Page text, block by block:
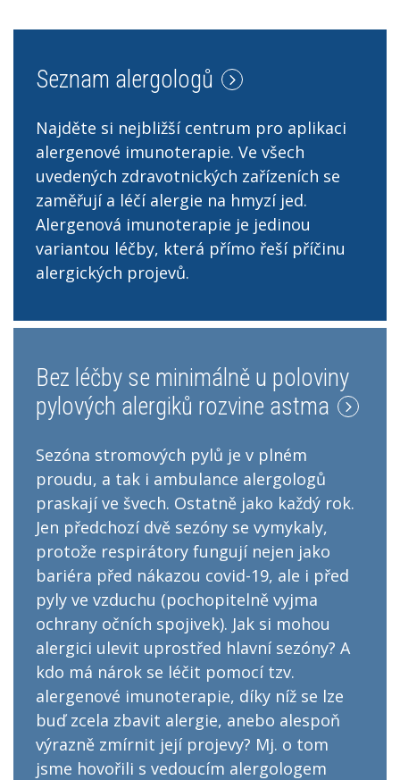
Seznam alergologů
Najděte si nejbližší centrum pro aplikaci
alergenové imunoterapie. Ve všech
uvedených zdravotnických zařízeních se
zaměřují a léčí alergie na hmyzí jed.
Alergenová imunoterapie je jedinou
variantou léčby, která přímo řeší příčinu
alergických projevů.
Bez léčby se minimálně u poloviny
pylových alergiků rozvine astma
Sezóna stromových pylů je v plném
proudu, a tak i ambulance alergologů
praskají ve švech. Ostatně jako každý rok.
Jen předchozí dvě sezóny se vymykaly,
protože respirátory fungují nejen jako
bariéra před nákazou covid-19, ale i před
pyly ve vzduchu (pochopitelně vyjma
ochrany očních spojivek). Jak si mohou
alergici ulevit uprostřed hlavní sezóny? A
kdo má nárok se léčit pomocí tzv.
alergenové imunoterapie, díky níž se lze
buď zcela zbavit alergie, anebo alespoň
výrazně zmírnit její projevy? Mj. o tom
jsme hovořili s vedoucím alergologem